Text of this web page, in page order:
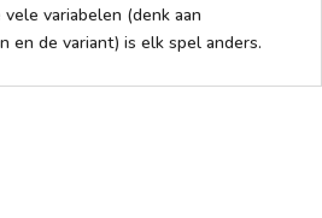
variabelen (denk aan
en de variant) is elk spel anders.